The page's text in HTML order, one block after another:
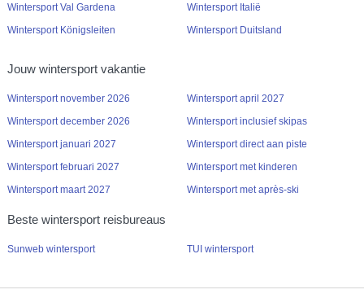
Wintersport Val Gardena
Wintersport Königsleiten
Wintersport Italië
Wintersport Duitsland
Jouw wintersport vakantie
Wintersport november 2026
Wintersport december 2026
Wintersport januari 2027
Wintersport februari 2027
Wintersport maart 2027
Wintersport april 2027
Wintersport inclusief skipas
Wintersport direct aan piste
Wintersport met kinderen
Wintersport met après-ski
Beste wintersport reisbureaus
Sunweb wintersport TUI wintersport